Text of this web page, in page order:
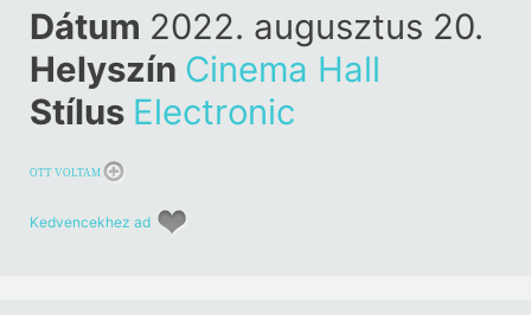
Dátum 2022. augusztus 20.
Helyszín Cinema Hall
Stílus Electronic
OTT VOLTAM
Kedvencekhez ad